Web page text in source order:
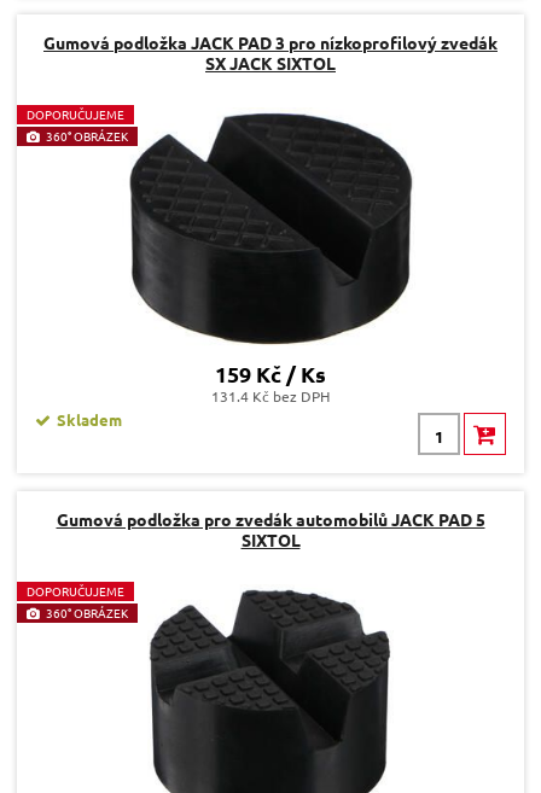
Gumová podložka JACK PAD 3 pro nízkoprofilový zvedák
SX JACK SIXTOL
DOPORUČUJEME
360° OBRÁZEK
159 Kč / Ks
131.4 Kč bez DPH
Skladem
Gumová podložka pro zvedák automobilů JACK PAD 5
SIXTOL
DOPORUČUJEME
360° OBRÁZEK